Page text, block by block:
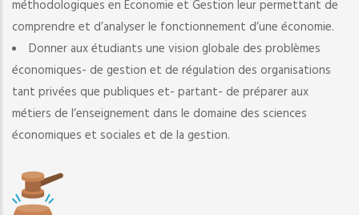
méthodologiques en Economie et Gestion leur permettant de
comprendre et d’analyser le fonctionnement d’une économie.
Donner aux étudiants une vision globale des problèmes
économiques- de gestion et de régulation des organisations
tant privées que publiques et- partant- de préparer aux
métiers de l’enseignement dans le domaine des sciences
économiques et sociales et de la gestion.